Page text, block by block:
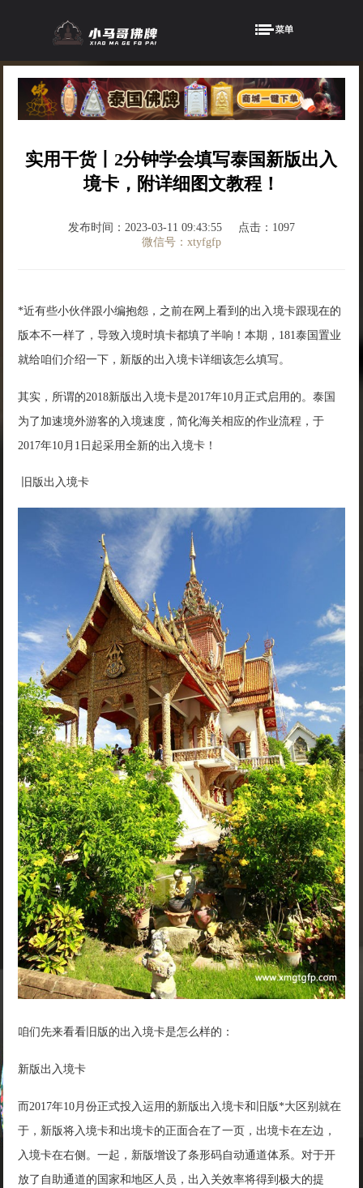
实用干货丨2分钟学会填写泰国新版出入
境卡，附详细图文教程！
发布时间：2023-03-11 09:43:55
点击：1097
微信号：xtyfgfp
*近有些小伙伴跟小编抱怨，之前在网上看到的出入境卡跟现在的
版本不一样了，导致入境时填卡都填了半响！本期，181泰国置业
就给咱们介绍一下，新版的出入境卡详细该怎么填写。
其实，所谓的2018新版出入境卡是2017年10月正式启用的。泰国
为了加速境外游客的入境速度，简化海关相应的作业流程，于
2017年10月1日起采用全新的出入境卡！
旧版出入境卡
咱们先来看看旧版的出入境卡是怎么样的：
新版出入境卡
而2017年10月份正式投入运用的新版出入境卡和旧版*大区别就在
于，新版将入境卡和出境卡的正面合在了一页，出境卡在左边，
入境卡在右侧。一起，新版增设了条形码自动通道体系。对于开
放了自助通道的国家和地区人员，出入关效率将得到极大的提